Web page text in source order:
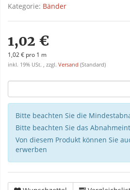
Kategorie: Bänder
1,02 €
1,02 € pro 1 m
inkl. 19% USt. , zzgl. Versand (Standard)
Bitte beachten Sie die
Bitte beachten Sie das
Von diesem Produkt können Sie
erwerben